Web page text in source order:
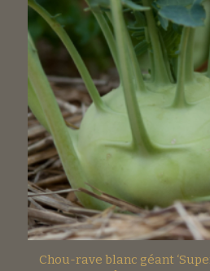
Chou-rave blanc géant